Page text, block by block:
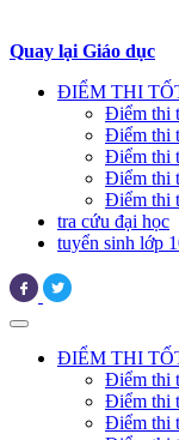
Quay lại Giáo dục
ĐIỂM THI
Điểm thi
Điểm thi
Điểm thi
Điểm thi
Điểm thi
tra cứu đại học
tuyển sinh lớp
ĐIỂM THI
Điểm thi
Điểm thi
Điểm thi